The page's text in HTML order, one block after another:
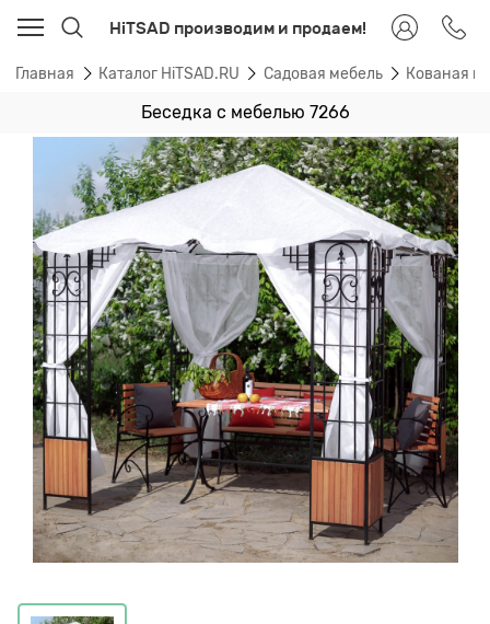
HiTSAD производим и продаем!
Главная Каталог HiTSAD.RU Садовая мебель Кованая
Беседка с мебелью 7266